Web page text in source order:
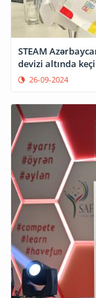
STEAM
devizi altında
26-09-2024